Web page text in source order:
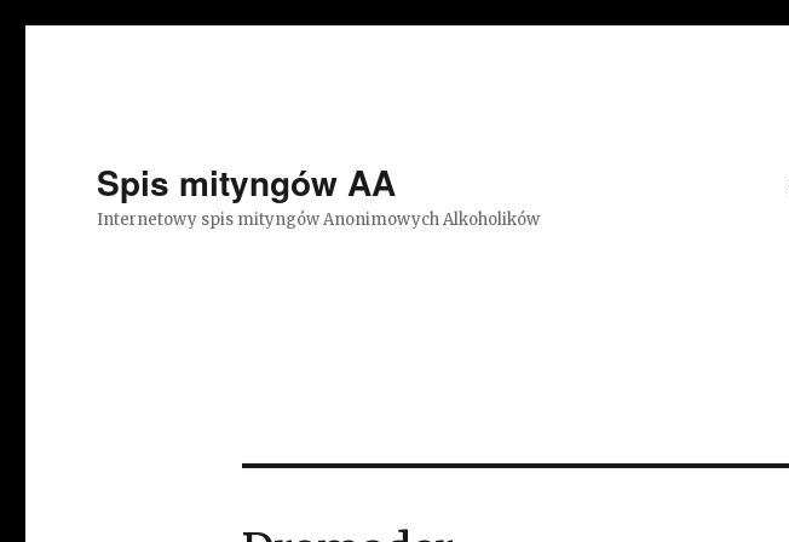
Spis mityngów AA
Internetowy spis mityngów Anonimowych Alkoholików